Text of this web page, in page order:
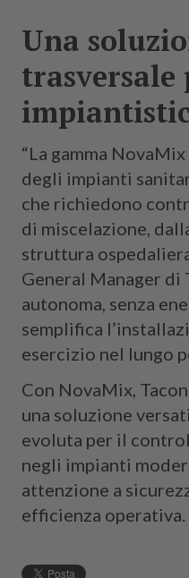
Una
trasversale
“La gamma
degli impianti
che richiedono
di miscelazione,
struttura
General Manager di
autonoma, senza
semplifica
esercizio nel lungo
Con NovaMix,
una soluzione
evoluta per il
negli impianti
attenzione a
efficienza operativa.